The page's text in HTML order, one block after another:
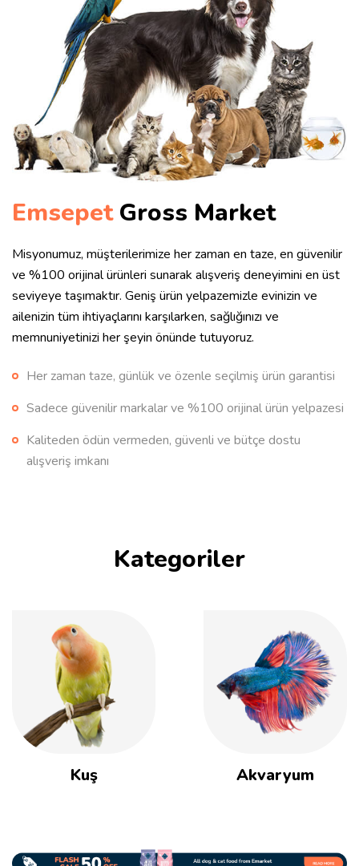
EmsepetGross Market
Misyonumuz, müşterilerimize her zaman en taze, en güvenilir
ve %100 orijinal ürünleri sunarak alışveriş deneyimini en üst
seviyeye taşımaktır. Geniş ürün yelpazemizle evinizin ve
ailenizin tüm ihtiyaçlarını karşılarken, sağlığınızı ve
memnuniyetinizi her şeyin önünde tutuyoruz.
Her zaman taze, günlük ve özenle seçilmiş ürün garantisi
Sadece güvenilir markalar ve %100 orijinal ürün yelpazesi
Kaliteden ödün vermeden, güvenli ve bütçe dostu
alışveriş imkanı
Kategoriler
Kuş Akvaryum